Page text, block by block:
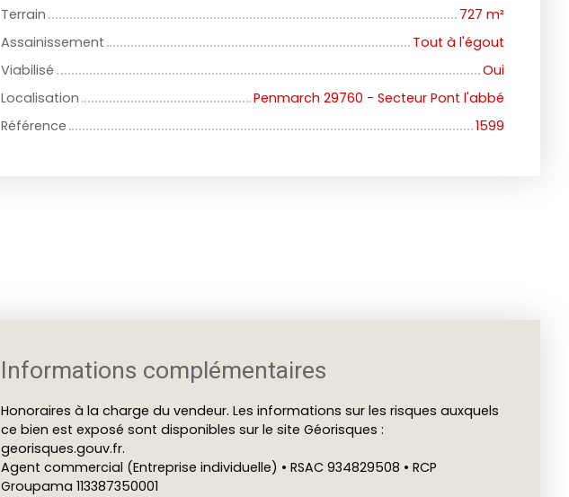
Terrain 727 m²
Assainissement
Tout à l'égout
Viabilisé
Oui
Localisation
Penmarch 29760 - Secteur Pont l'abbé
Référence
1599
Informations complémentaires
Honoraires à la charge du vendeur. Les informations sur les risques auxquels
ce bien est exposé sont disponibles sur le site Géorisques :
georisques.gouv.fr.
Agent commercial (Entreprise individuelle) • RSAC 934829508 • RCP
Groupama 113387350001